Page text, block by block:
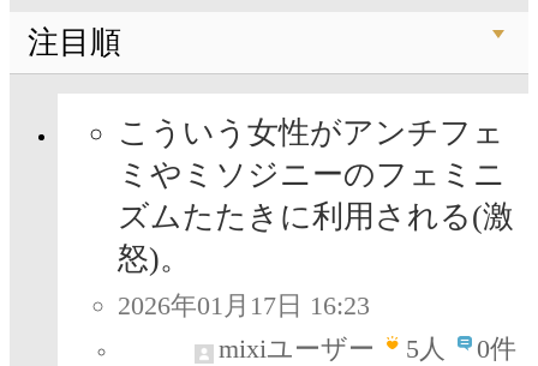
注目順
こういう女性がアンチフェ
ミやミソジニーのフェミニ
ズムたたきに利用される(激
怒)。
2026年01月17日 16:23
mixiユーザー
5人 0件